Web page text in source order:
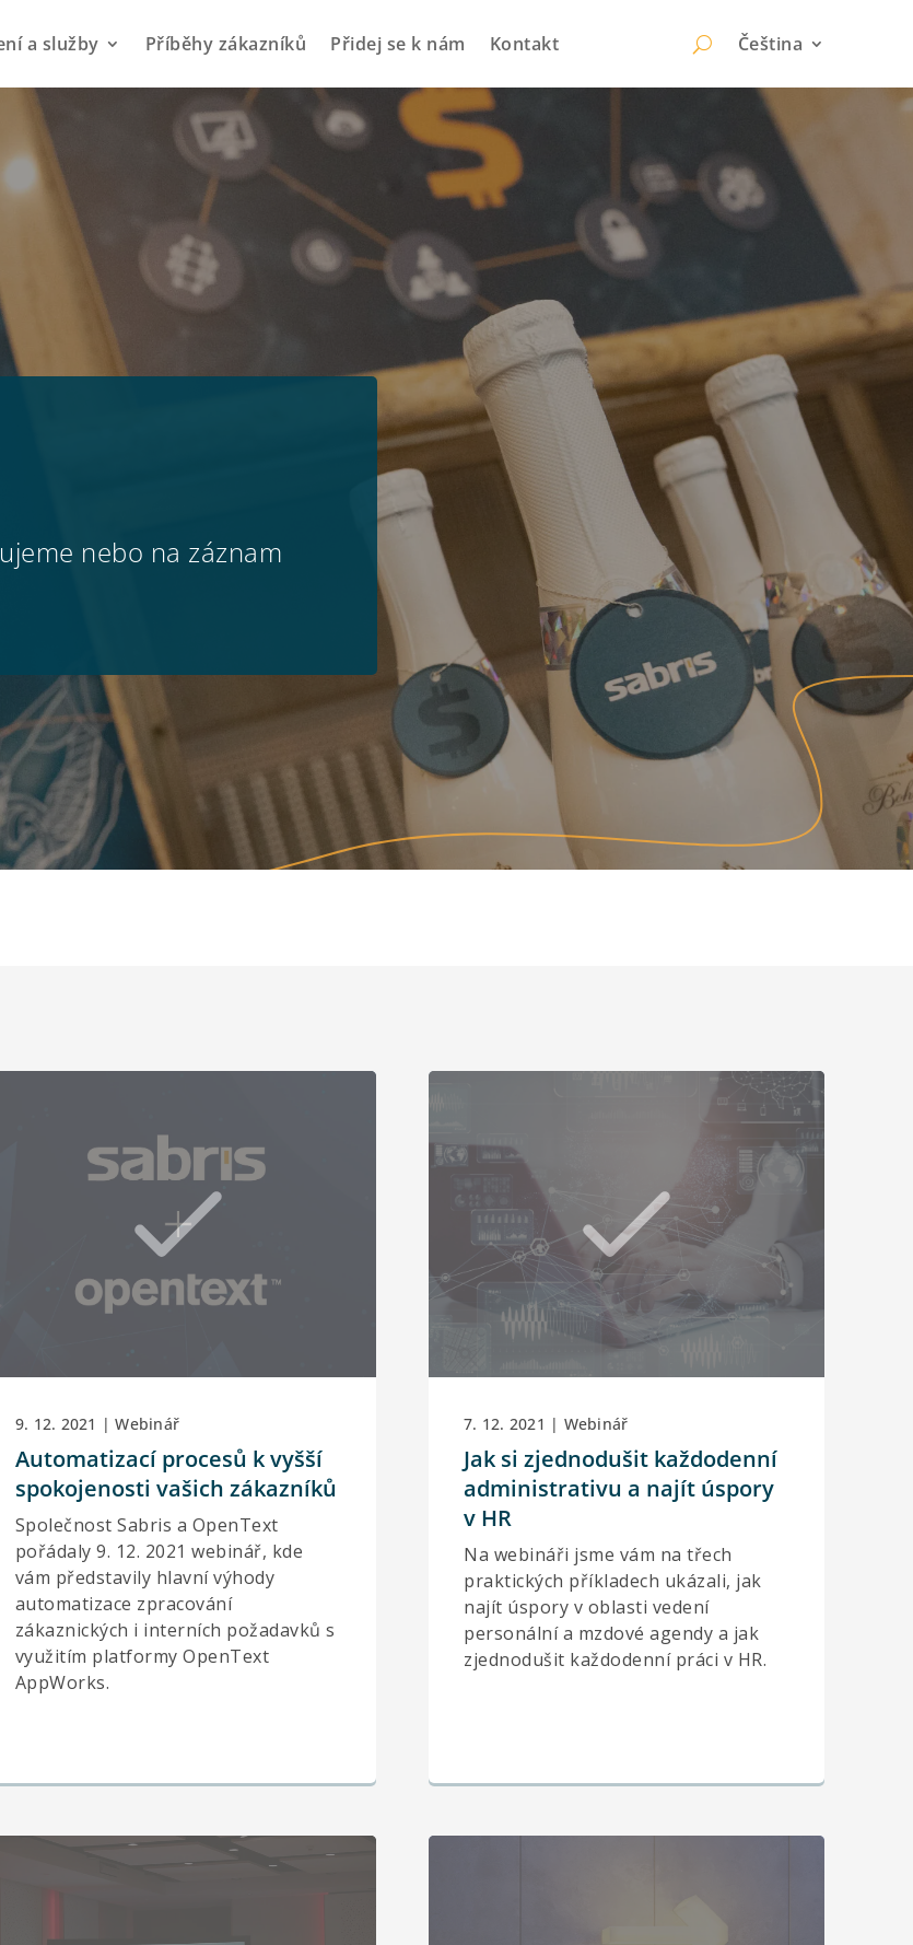
a služby Příběhy zákazníků Přidej se k nám Kontakt Čeština
nebo na záznam
9. 12. 2021 | Webinář
Automatizací procesů k vyšší
spokojenosti vašich zákazníků
Společnost Sabris a OpenText
pořádaly 9. 12. 2021 webinář, kde
vám představily hlavní výhody
automatizace zpracování
zákaznických i interních požadavků s
využitím platformy OpenText
AppWorks.
7. 12. 2021 | Webinář
Jak si zjednodušit každodenní
administrativu a najít úspory
v HR
Na webináři jsme vám na třech
praktických příkladech ukázali, jak
najít úspory v oblasti vedení
personální a mzdové agendy a jak
zjednodušit každodenní práci v HR.